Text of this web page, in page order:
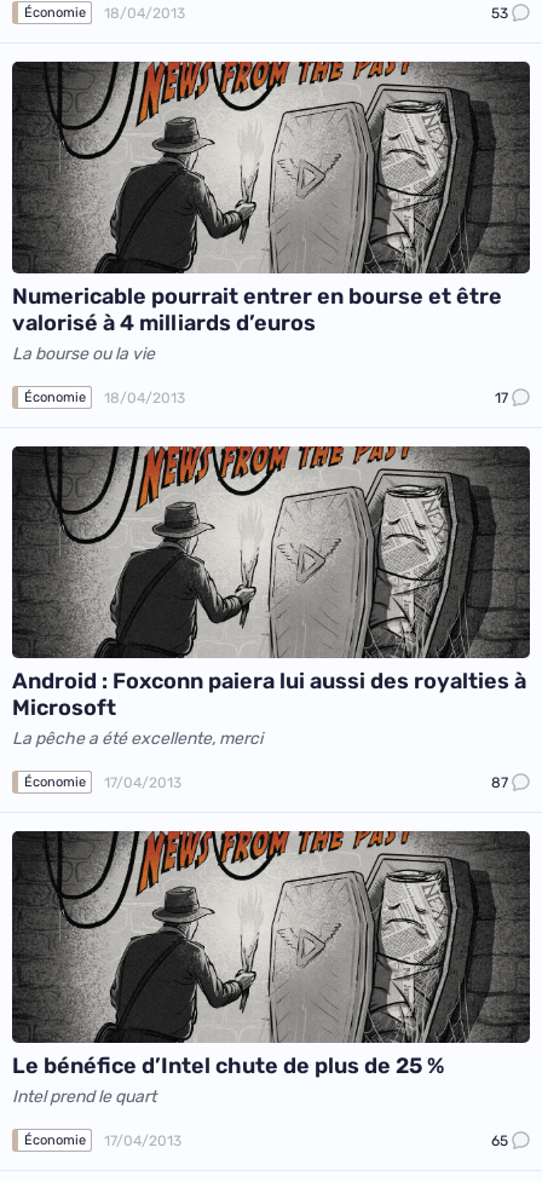
Économie 18/04/2013 53
Numericable pourrait entrer en bourse et être
valorisé à 4 milliards d’euros
La bourse ou la vie
Économie 18/04/2013 17
Android : Foxconn paiera lui aussi des royalties à
Microsoft
La pêche a été excellente, merci
Économie 17/04/2013 87
Le bénéfice d’Intel chute de plus de 25 %
Intel prend le quart
Économie 17/04/2013 65